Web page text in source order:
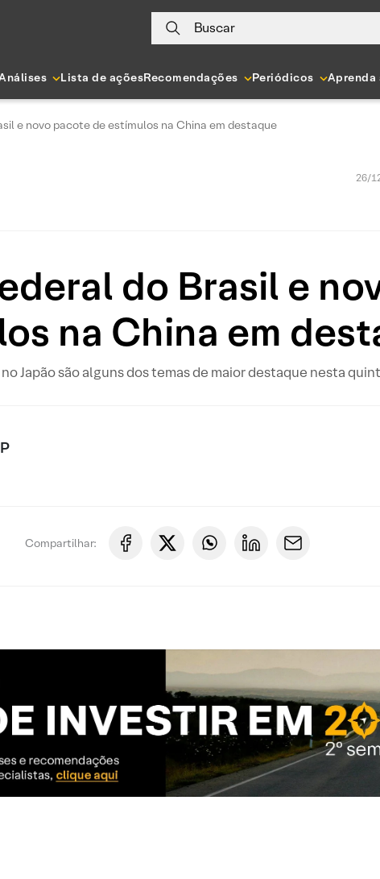
Buscar
Lista de açõesRecomendações Periódicos Aprenda
e novo pacote de estímulos na China em destaque
26/
do Brasil e
na China em
Japão são alguns dos temas de maior destaque nesta
Compartilhar: